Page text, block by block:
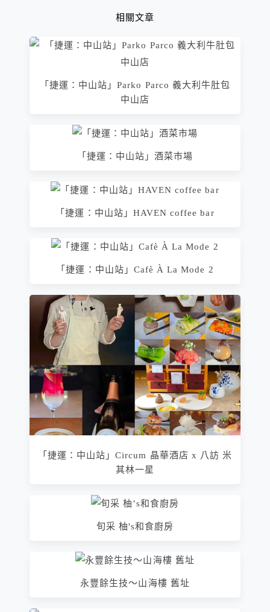
相關文章
「捷運：中山站」Parko Parco 義大利牛肚包
中山店
「捷運：中山站」酒菜市場
「捷運：中山站」HAVEN coffee bar
「捷運：中山站」Cafè À La Mode 2
「捷運：中山站」Circum 晶華酒店 x 八訪 米
其林一星
旬采 柚's和食廚房
永豐餘生技～山海樓 舊址